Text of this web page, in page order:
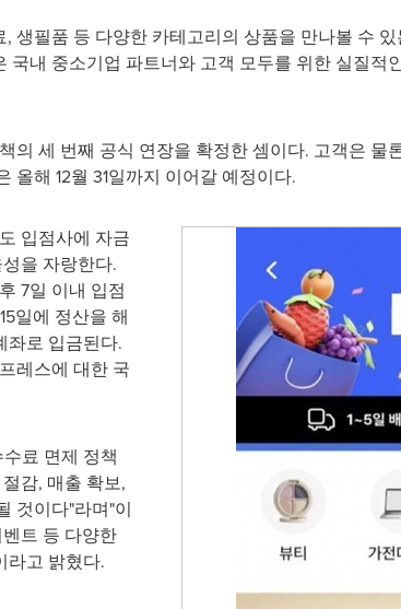
생필품 등 다양한 카테고리의 상품을 만나볼 수
내 중소기업 파트너와 고객 모두를 위한 실질적
의 세 번째 공식 연장을 확정한 셈이다. 고객은 물
올해 12월 31일까지 이어갈 예정이다.
입점사에 자금
을 자랑한다.
7일 이내 입점
일에 정산을 해
좌로 입금된다.
레스에 대한 국
료 면제 정책
감, 매출 확보,
것이다"라며"이
트 등 다양한
라고 밝혔다.